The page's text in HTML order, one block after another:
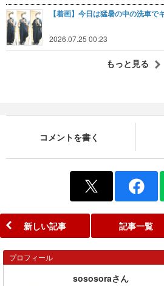
【着画】今日は猛暑の中の洗車で
2026.07.25 00:23
もっと見る
コメントを書く
新しい記事 記事一覧
プロフィール
sososoraさん